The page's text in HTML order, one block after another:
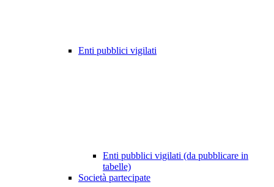
Enti pubblici vigilati
Enti pubblici vigilati (da pubblicare in
tabelle)
Società partecipate